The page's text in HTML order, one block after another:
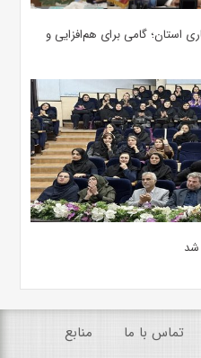
استان؛ گامی برای هم‌افزایی و
شد
تماس با ما منابع